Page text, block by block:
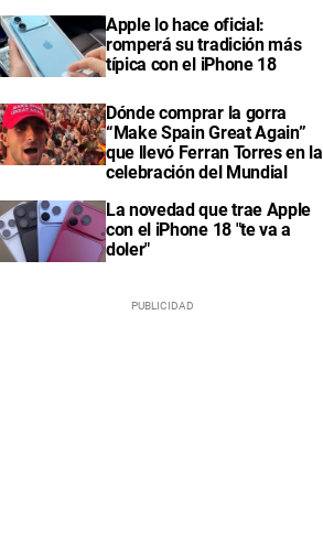
Apple lo hace oficial:
romperá su tradición más
típica con el iPhone 18
Dónde comprar la gorra
“Make Spain Great Again”
que llevó Ferran Torres en la
celebración del Mundial
La novedad que trae Apple
con el iPhone 18 "te va a
doler"